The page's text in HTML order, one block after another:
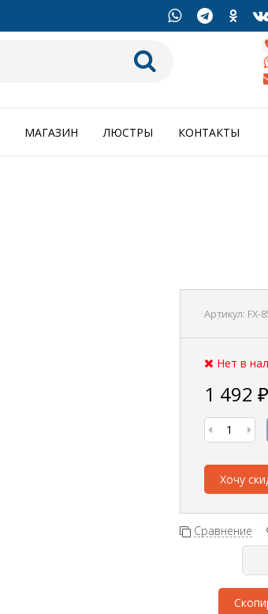
МАГАЗИН ЛЮСТРЫ КОНТАКТЫ
Артикул: FX-
Нет в
1 492 ₽
Хочу
Сравнение